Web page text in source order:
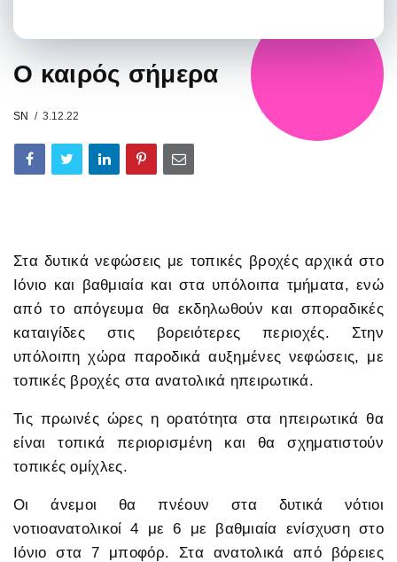
Ο καιρός σήμερα
SN 3.12.22
Στα δυτικά νεφώσεις με τοπικές βροχές αρχικά στο
Ιόνιο και βαθμιαία και στα υπόλοιπα τμήματα, ενώ
από το απόγευμα θα εκδηλωθούν και σποραδικές
καταιγίδες στις βορειότερες περιοχές. Στην
υπόλοιπη χώρα παροδικά αυξημένες νεφώσεις, με
τοπικές βροχές στα ανατολικά ηπειρωτικά.
Τις πρωινές ώρες η ορατότητα στα ηπειρωτικά θα
είναι τοπικά περιορισμένη και θα σχηματιστούν
τοπικές ομίχλες.
Οι άνεμοι θα πνέουν στα δυτικά νότιοι
νοτιοανατολικοί 4 με 6 με βαθμιαία ενίσχυση στο
Ιόνιο στα 7 μποφόρ. Στα ανατολικά από βόρειες